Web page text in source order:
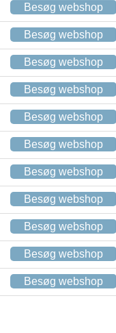
Besøg webshop
Besøg webshop
Besøg webshop
Besøg webshop
Besøg webshop
Besøg webshop
Besøg webshop
Besøg webshop
Besøg webshop
Besøg webshop
Besøg webshop